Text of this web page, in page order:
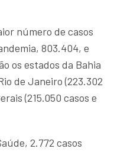
número de casos
803.404, e
os estados da Bahia
de Janeiro (223.302
(215.050 casos e
2.772 casos